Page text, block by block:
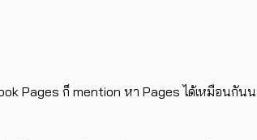
Pages ก็ mention หา Pages ได้เหมือนกันน